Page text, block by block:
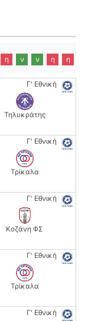
η ν ν η η
Γ' Εθνική
Τηλυκράτης
Γ' Εθνική
Τρίκαλα
Γ' Εθνική
Κοζάνη ΦΣ
Γ' Εθνική
Τρίκαλα
Γ' Εθνική